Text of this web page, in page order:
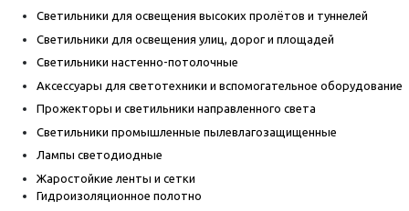
Светильники для освещения высоких пролётов и туннелей
Светильники для освещения улиц, дорог и площадей
Светильники настенно-потолочные
Аксессуары для светотехники и вспомогательное оборудование
Прожекторы и светильники направленного света
Светильники промышленные пылевлагозащищенные
Лампы светодиодные
Жаростойкие ленты и сетки
Гидроизоляционное полотно